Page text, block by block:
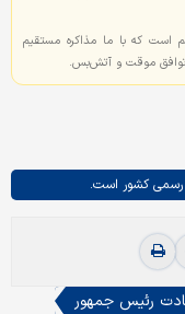
است که با ما مذاکره مستقیم
توافق موقت و آتش‌بس.
رسمی کشور است.
رئیس جمهور